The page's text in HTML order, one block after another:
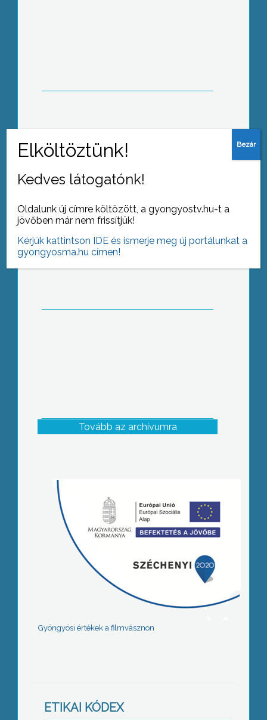
Kálváriaparti Általános Iskolában
Idén már 19. alkalommal rendezték
meg a Művelődési Házban a
Tovább az archívumra
Gyöngyösi értékek a filmvásznon
ETIKAI KÓDEX
Kedves látogatónk!
Oldalunk új címre költözött, a gyongyostv.hu-t a
jövőben már nem frissítjük!
Kérjük kattintson IDE és ismerje meg új portálunkat a
gyongyosma.hu címen!